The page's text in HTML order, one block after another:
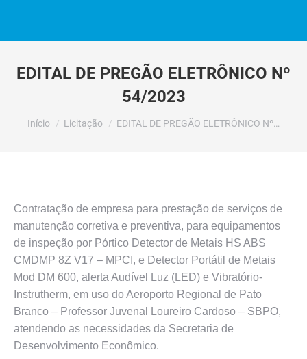
EDITAL DE PREGÃO ELETRÔNICO Nº
54/2023
Você está aqui:
Início Licitação EDITAL DE PREGÃO ELETRÔNICO Nº…
Contratação de empresa para prestação de serviços de
manutenção corretiva e preventiva, para equipamentos
de inspeção por Pórtico Detector de Metais HS ABS
CMDMP 8Z V17 – MPCI, e Detector Portátil de Metais
Mod DM 600, alerta Audível Luz (LED) e Vibratório-
Instrutherm, em uso do Aeroporto Regional de Pato
Branco – Professor Juvenal Loureiro Cardoso – SBPO,
atendendo as necessidades da Secretaria de
Desenvolvimento Econômico.